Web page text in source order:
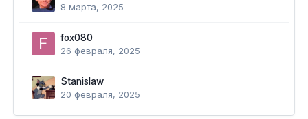
8 марта, 2025
fox080
26 февраля, 2025
Stanislaw
20 февраля, 2025